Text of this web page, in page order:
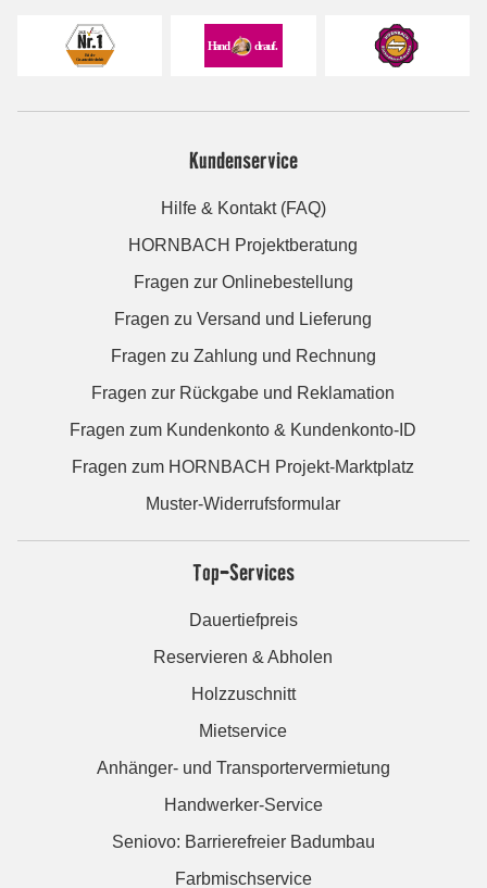
Kundenservice
Hilfe & Kontakt (FAQ)
HORNBACH Projektberatung
Fragen zur Onlinebestellung
Fragen zu Versand und Lieferung
Fragen zu Zahlung und Rechnung
Fragen zur Rückgabe und Reklamation
Fragen zum Kundenkonto & Kundenkonto-ID
Fragen zum HORNBACH Projekt-Marktplatz
Muster-Widerrufsformular
Top-Services
Dauertiefpreis
Reservieren & Abholen
Holzzuschnitt
Mietservice
Anhänger- und Transportervermietung
Handwerker-Service
Seniovo: Barrierefreier Badumbau
Farbmischservice